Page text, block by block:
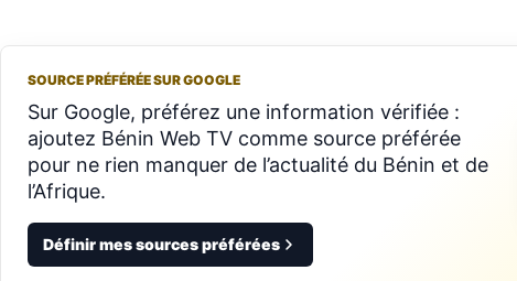
SOURCE PRÉFÉRÉE SUR GOOGLE
Sur Google, préférez une information vérifiée :
ajoutez Bénin Web TV comme source préférée
pour ne rien manquer de l’actualité du Bénin et de
l’Afrique.
Définir mes sources préférées